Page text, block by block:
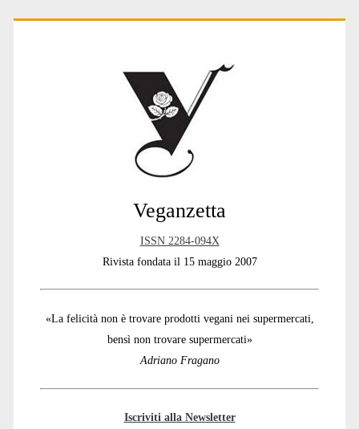
Primary
Veganzetta
ISSN 2284-094X
Rivista fondata il 15 maggio 2007
«La felicità non è trovare prodotti vegani nei supermercati,
bensì non trovare supermercati»
Adriano Fragano
Iscriviti alla Newsletter